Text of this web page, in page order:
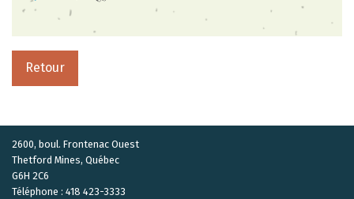
Retour
2600, boul. Frontenac Ouest
Thetford Mines, Québec
G6H 2C6
Téléphone : 418 423-3333